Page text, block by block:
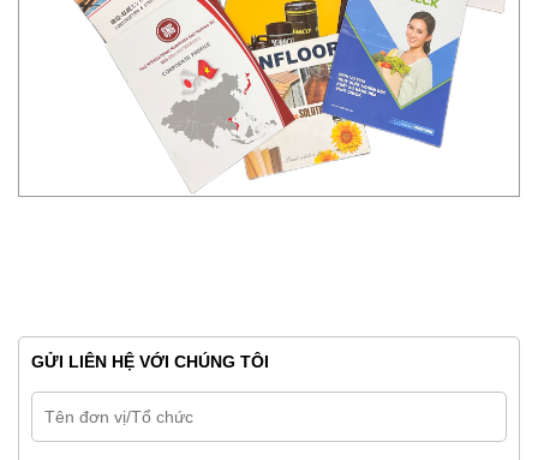
GỬI LIÊN HỆ VỚI CHÚNG TÔI